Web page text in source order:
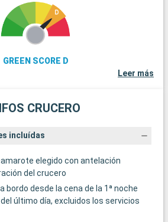
GREEN SCORE D
Leer más
CRUCERO
incluídas
elegido con antelación
del crucero
bordo desde la cena de la 1ª noche
último día, excluidos los servicios